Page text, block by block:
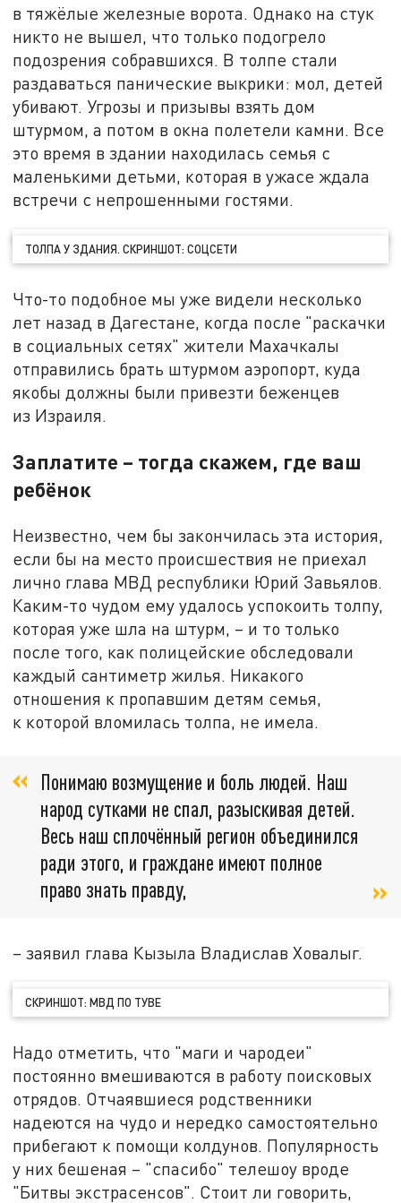
в тяжёлые железные ворота. Однако на стук
никто не вышел, что только подогрело
подозрения собравшихся. В толпе стали
раздаваться панические выкрики: мол, детей
убивают. Угрозы и призывы взять дом
штурмом, а потом в окна полетели камни. Все
это время в здании находилась семья с
маленькими детьми, которая в ужасе ждала
встречи с непрошенными гостями.
ТОЛПА У ЗДАНИЯ. СКРИНШОТ: СОЦСЕТИ
Что-то подобное мы уже видели несколько
лет назад в Дагестане, когда после "раскачки
в социальных сетях" жители Махачкалы
отправились брать штурмом аэропорт, куда
якобы должны были привезти беженцев
из Израиля.
Заплатите – тогда скажем, где ваш
ребёнок
Неизвестно, чем бы закончилась эта история,
если бы на место происшествия не приехал
лично глава МВД республики Юрий Завьялов.
Каким-то чудом ему удалось успокоить толпу,
которая уже шла на штурм, – и то только
после того, как полицейские обследовали
каждый сантиметр жилья. Никакого
отношения к пропавшим детям семья,
к которой вломилась толпа, не имела.
Понимаю возмущение и боль людей. Наш
народ сутками не спал, разыскивая детей.
Весь наш сплочённый регион объединился
ради этого, и граждане имеют полное
право знать правду,
– заявил глава Кызыла Владислав Ховалыг.
СКРИНШОТ: МВД ПО ТУВЕ
Надо отметить, что "маги и чародеи"
постоянно вмешиваются в работу поисковых
отрядов. Отчаявшиеся родственники
надеются на чудо и нередко самостоятельно
прибегают к помощи колдунов. Популярность
у них бешеная – "спасибо" телешоу вроде
"Битвы экстрасенсов". Стоит ли говорить,